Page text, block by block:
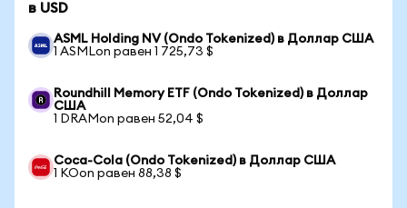
в USD
ASML Holding NV (Ondo Tokenized) в Доллар США
1 ASMLon равен 1 725,73 $
Roundhill Memory ETF (Ondo Tokenized) в Доллар
США
1 DRAMon равен 52,04 $
Coca-Cola (Ondo Tokenized) в Доллар США
1 KOon равен 88,38 $